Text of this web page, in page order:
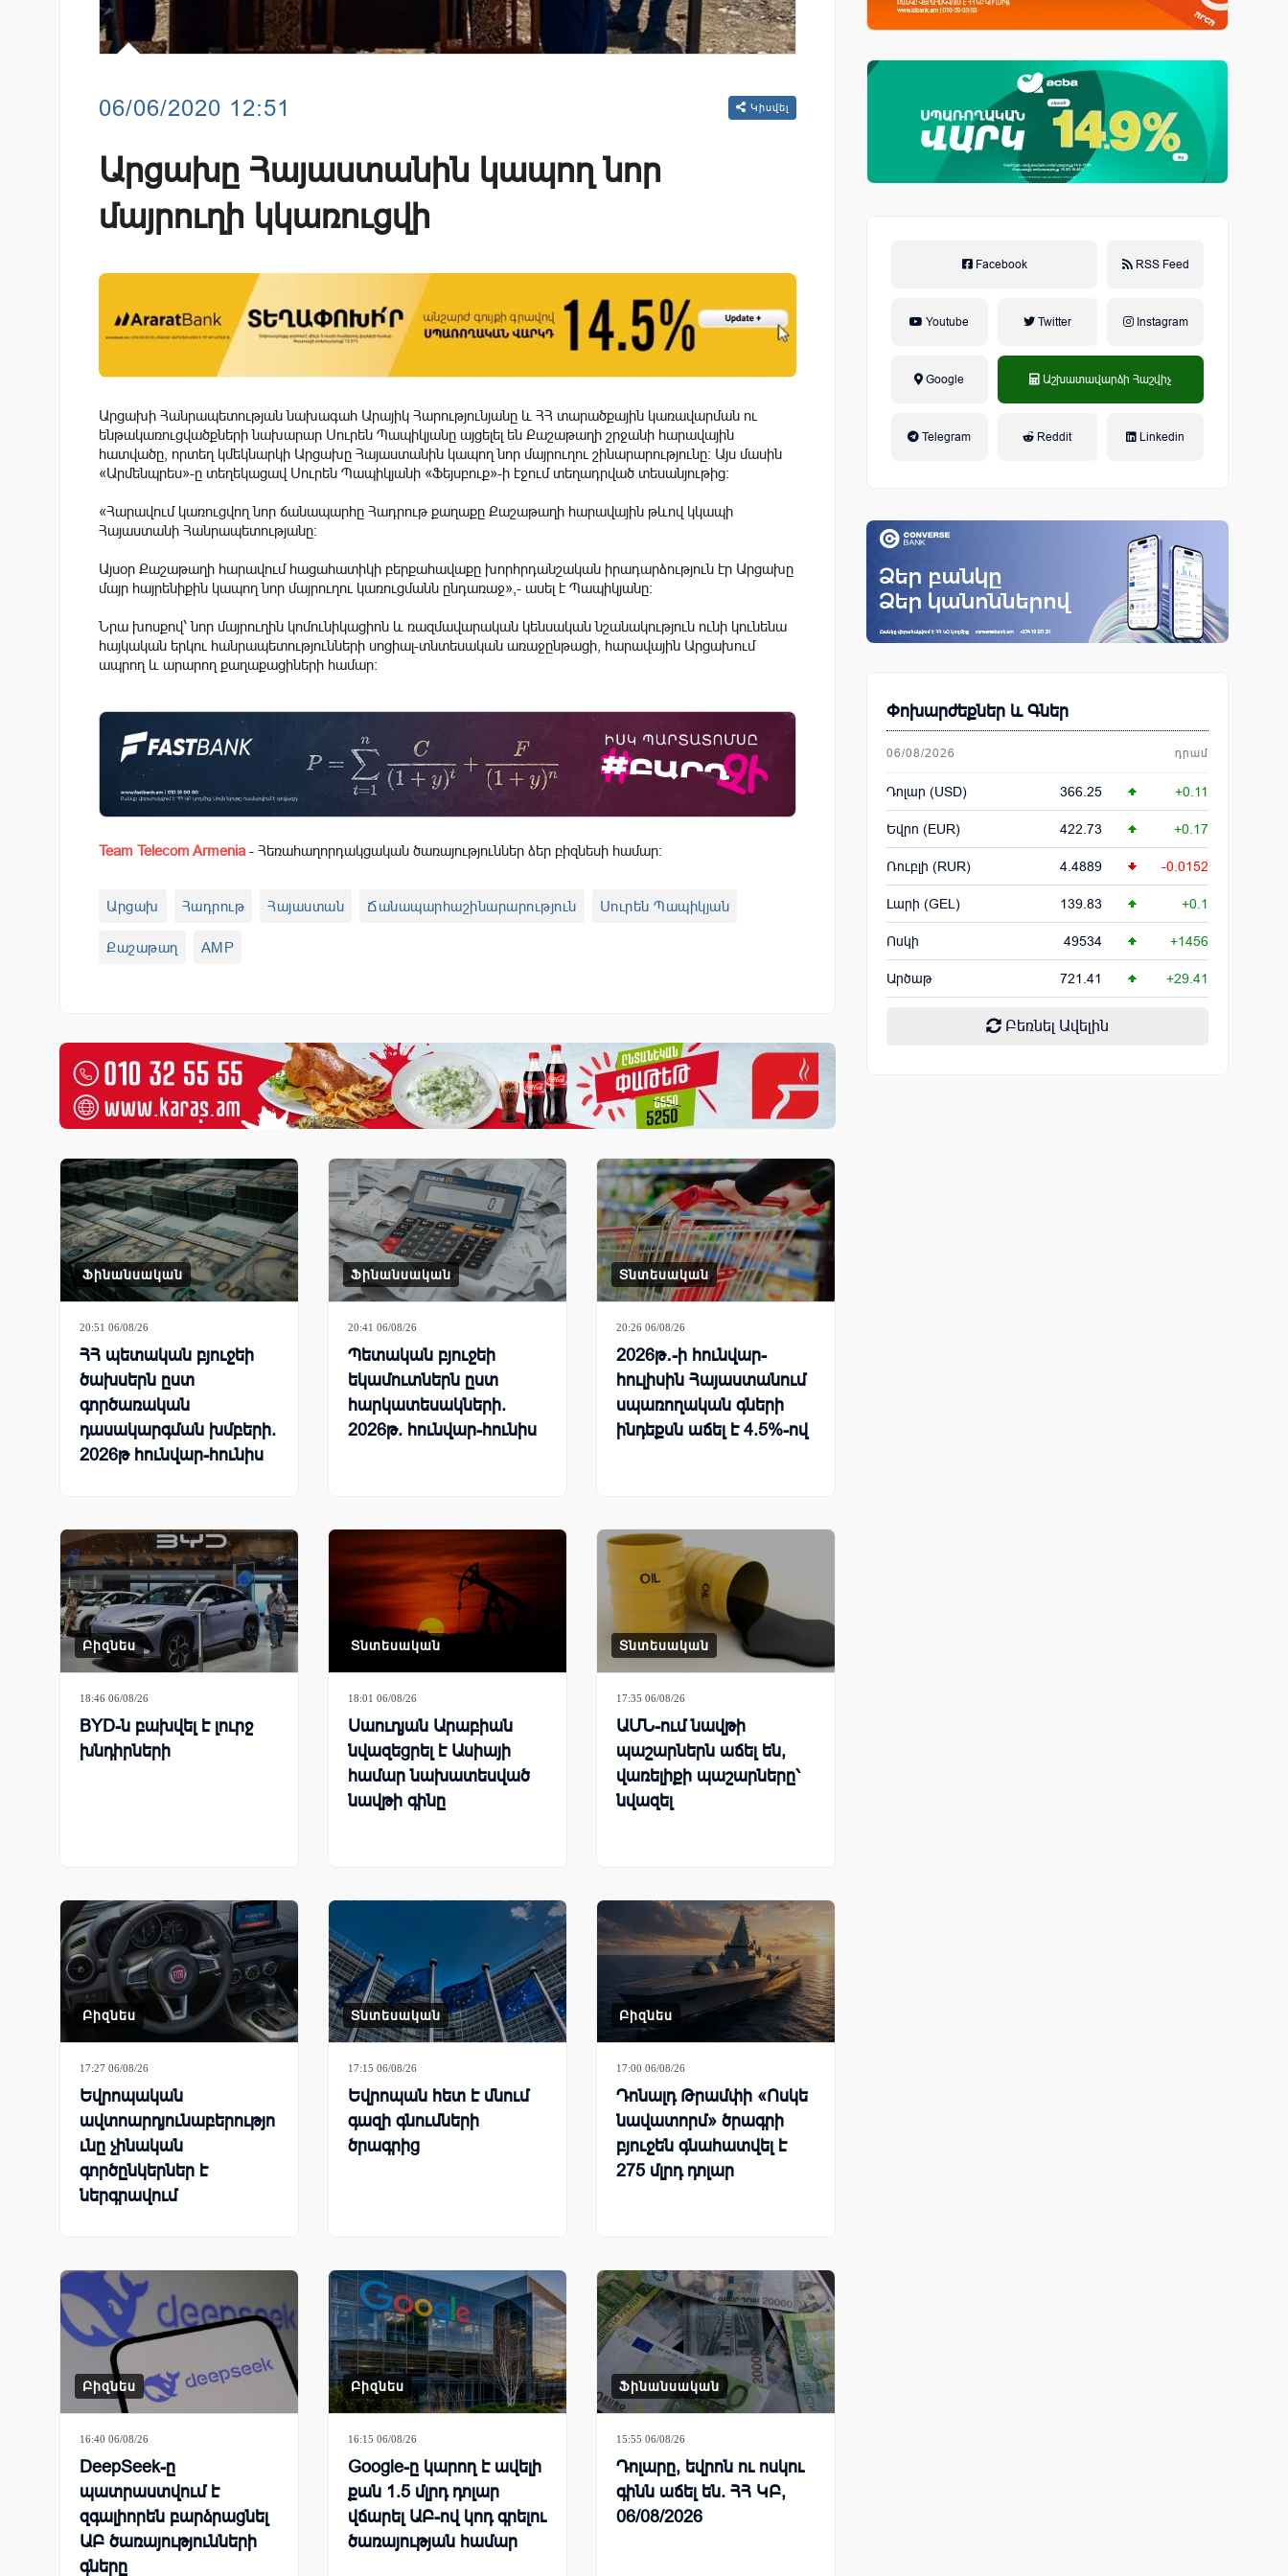
06/06/2020 12:51 Կիսվել
Արցախը Հայաստանին կապող նոր
մայրուղի կկառուցվի
Արցախի Հանրապետության նախագահ Արայիկ Հարությունյանը և ՀՀ տարածքային կառավարման ու
ենթակառուցվածքների նախարար Սուրեն Պապիկյանը այցելել են Քաշաթաղի շրջանի հարավային
հատվածը, որտեղ կմեկնարկի Արցախը Հայաստանին կապող նոր մայրուղու շինարարությունը։ Այս մասին
«Արմենպրես»-ը տեղեկացավ Սուրեն Պապիկյանի «Ֆեյսբուք»-ի էջում տեղադրված տեսանյութից։
«Հարավում կառուցվող նոր ճանապարհը Հադրութ քաղաքը Քաշաթաղի հարավային թևով կկապի
Հայաստանի Հանրապետությանը։
Այսօր Քաշաթաղի հարավում հացահատիկի բերքահավաքը խորհրդանշական իրադարձություն էր Արցախը
մայր հայրենիքին կապող նոր մայրուղու կառուցմանն ընդառաջ»,- ասել է Պապիկյանը։
Նրա խոսքով՝ նոր մայրուղին կոմունիկացիոն և ռազմավարական կենսական նշանակություն ունի կունենա
հայկական երկու հանրապետությունների սոցիալ-տնտեսական առաջընթացի, հարավային Արցախում
ապրող և արարող քաղաքացիների համար։
Team Telecom Armenia - Հեռահաղորդակցական ծառայություններ ձեր բիզնեսի համար:
Արցախ Հադրութ Հայաստան Ճանապարհաշինարարություն Սուրեն Պապիկյան
Քաշաթաղ AMP
Facebook RSS Feed
Youtube Twitter Instagram
Google Աշխատավարձի Հաշվիչ
Telegram Reddit Linkedin
Փոխարժեքներ և Գներ
06/08/2026 դրամ
Դոլար (USD) 366.25 +0.11
Եվրո (EUR) 422.73 +0.17
Ռուբլի (RUR) 4.4889 -0.0152
Լարի (GEL) 139.83 +0.1
Ոսկի 49534 +1456
Արծաթ 721.41 +29.41
Բեռնել Ավելին
Ֆինանսական
20:51 06/08/26
ՀՀ պետական բյուջեի
ծախսերն ըստ
գործառական
դասակարգման խմբերի.
2026թ հունվար-հունիս
Ֆինանսական
20:41 06/08/26
Պետական բյուջեի
եկամուտներն ըստ
հարկատեսակների.
2026թ. հունվար-հունիս
Տնտեսական
20:26 06/08/26
2026թ․-ի հունվար-
հուլիսին Հայաստանում
սպառողական գների
ինդեքսն աճել է 4.5%-ով
Բիզնես
18:46 06/08/26
BYD-ն բախվել է լուրջ
խնդիրների
Տնտեսական
18:01 06/08/26
Սաուդյան Արաբիան
նվազեցրել է Ասիայի
համար նախատեսված
նավթի գինը
Տնտեսական
17:35 06/08/26
ԱՄՆ-ում նավթի
պաշարներն աճել են,
վառելիքի պաշարները՝
նվազել
Բիզնես
17:27 06/08/26
Եվրոպական
ավտոարդյունաբերությո
ւնը չինական
գործընկերներ է
ներգրավում
Տնտեսական
17:15 06/08/26
Եվրոպան հետ է մնում
գազի գնումների
ծրագրից
Բիզնես
17:00 06/08/26
Դոնալդ Թրամփի «Ոսկե
նավատորմ» ծրագրի
բյուջեն գնահատվել է
275 մլրդ դոլար
Բիզնես
16:40 06/08/26
DeepSeek-ը
պատրաստվում է
զգալիորեն բարձրացնել
ԱԲ ծառայությունների
գները
Բիզնես
16:15 06/08/26
Google-ը կարող է ավելի
քան 1.5 մլրդ դոլար
վճարել ԱԲ-ով կոդ գրելու
ծառայության համար
Ֆինանսական
15:55 06/08/26
Դոլարը, եվրոն ու ոսկու
գինն աճել են. ՀՀ ԿԲ,
06/08/2026